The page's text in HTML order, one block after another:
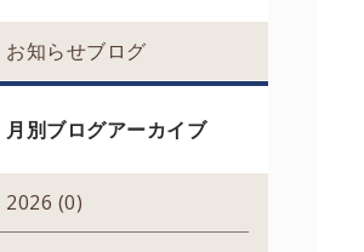
お知らせブログ
月別ブログアーカイブ
2026 (0)